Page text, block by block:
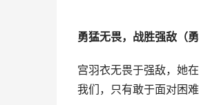
勇猛无畏，战胜强敌（勇
宫羽衣无畏于强敌，她
我们，只有敢于面对困